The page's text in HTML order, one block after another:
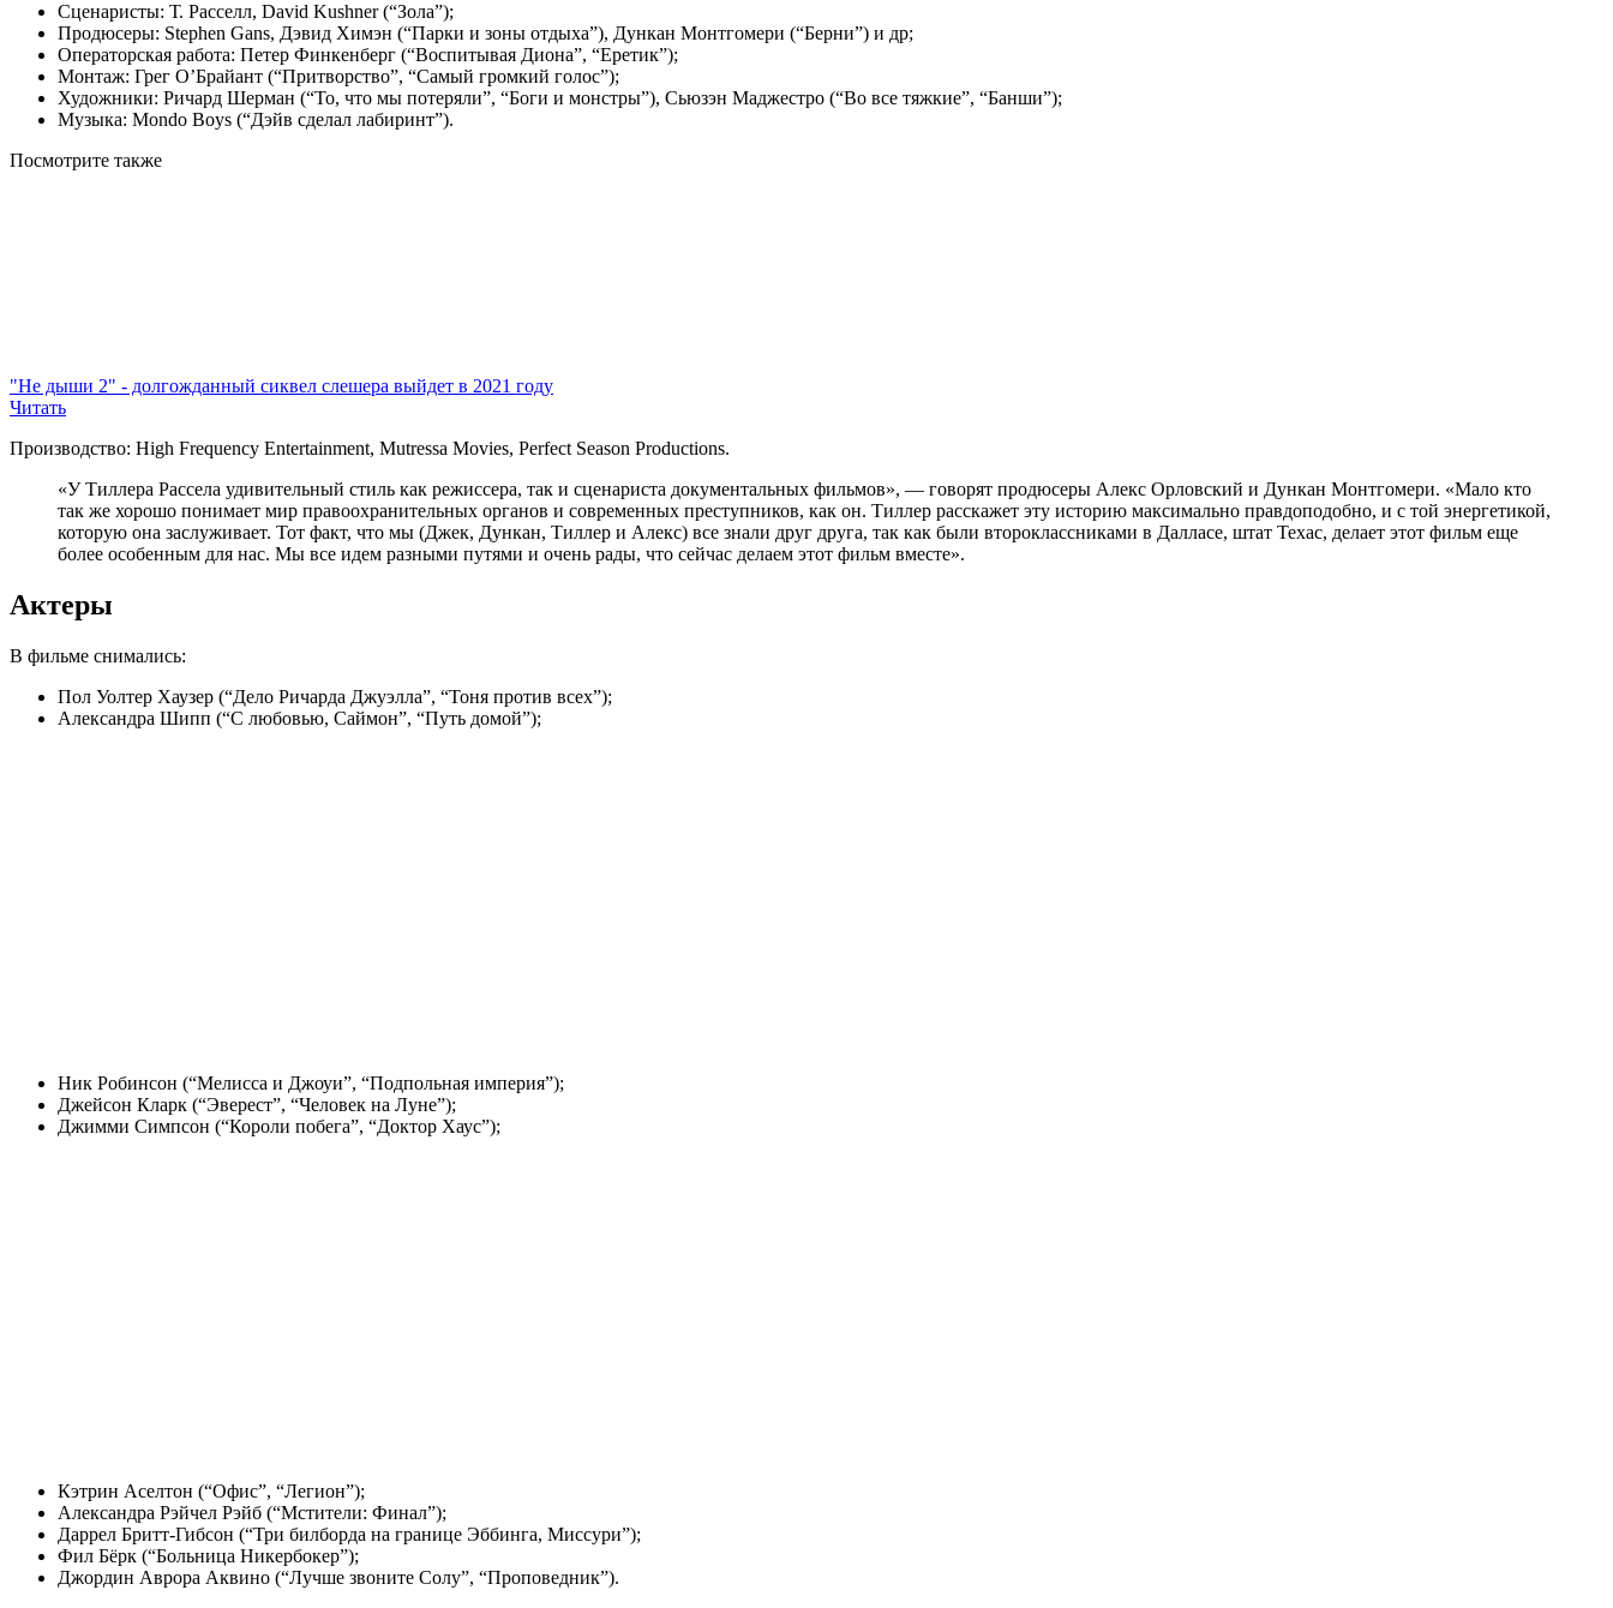
Сценаристы: Т. Расселл, David Kushner (“Зола”);
Продюсеры: Stephen Gans, Дэвид Химэн (“Парки и зоны отдыха”), Дункан Монтгомери (“Берни”) и др;
Операторская работа: Петер Финкенберг (“Воспитывая Диона”, “Еретик”);
Монтаж: Грег О’Брайант (“Притворство”, “Самый громкий голос”);
Художники: Ричард Шерман (“То, что мы потеряли”, “Боги и монстры”), Сьюзэн Маджестро (“Во все тяжкие”, “Банши”);
Музыка: Mondo Boys (“Дэйв сделал лабиринт”).
Посмотрите также
"Не дыши 2" - долгожданный сиквел слешера выйдет в 2021 году
Читать
Производство: High Frequency Entertainment, Mutressa Movies, Perfect Season Productions.
«У Тиллера Рассела удивительный стиль как режиссера, так и сценариста документальных фильмов», — говорят продюсеры Алекс Орловский и Дункан Монтгомери. «Мало кто
так же хорошо понимает мир правоохранительных органов и современных преступников, как он. Тиллер расскажет эту историю максимально правдоподобно, и с той энергетикой,
которую она заслуживает. Тот факт, что мы (Джек, Дункан, Тиллер и Алекс) все знали друг друга, так как были второклассниками в Далласе, штат Техас, делает этот фильм еще
более особенным для нас. Мы все идем разными путями и очень рады, что сейчас делаем этот фильм вместе».
Актеры
В фильме снимались:
Пол Уолтер Хаузер (“Дело Ричарда Джуэлла”, “Тоня против всех”);
Александра Шипп (“С любовью, Саймон”, “Путь домой”);
Ник Робинсон (“Мелисса и Джоуи”, “Подпольная империя”);
Джейсон Кларк (“Эверест”, “Человек на Луне”);
Джимми Симпсон (“Короли побега”, “Доктор Хаус”);
Кэтрин Аселтон (“Офис”, “Легион”);
Александра Рэйчел Рэйб (“Мстители: Финал”);
Даррел Бритт-Гибсон (“Три билборда на границе Эббинга, Миссури”);
Фил Бёрк (“Больница Никербокер”);
Джордин Аврора Аквино (“Лучше звоните Солу”, “Проповедник”).